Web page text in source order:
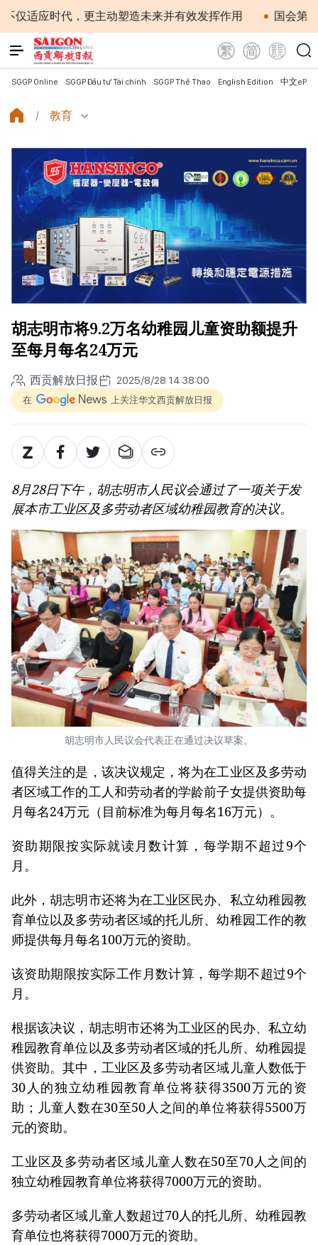
代，更主动塑造未来并有效发挥作用 国会第一次非常规
SGGP Online SGGP Đầu tư Tài chính SGGP Thể Thao English Edition 中文
教育
胡志明市将9.2万名幼稚园儿童资助额提升
至每月每名24万元
西贡解放日报 2025/8/28 14:38:00
在 上关注华文西贡解放日报
8月28日下午，胡志明市人民议会通过了一项关于发
展本市工业区及多劳动者区域幼稚园教育的决议。
胡志明市人民议会代表正在通过决议草案。
值得关注的是，该决议规定，将为在工业区及多劳动
者区域工作的工人和劳动者的学龄前子女提供资助每
月每名24万元（目前标准为每月每名16万元）。
资助期限按实际就读月数计算，每学期不超过9个
月。
此外，胡志明市还将为在工业区民办、私立幼稚园教
育单位以及多劳动者区域的托儿所、幼稚园工作的教
师提供每月每名100万元的资助。
该资助期限按实际工作月数计算，每学期不超过9个
月。
根据该决议，胡志明市还将为工业区的民办、私立幼
稚园教育单位以及多劳动者区域的托儿所、幼稚园提
供资助。其中，工业区及多劳动者区域儿童人数低于
30人的独立幼稚园教育单位将获得3500万元的资
助；儿童人数在30至50人之间的单位将获得5500万
元的资助。
工业区及多劳动者区域儿童人数在50至70人之间的
独立幼稚园教育单位将获得7000万元的资助。
多劳动者区域儿童人数超过70人的托儿所、幼稚园教
育单位也将获得7000万元的资助。